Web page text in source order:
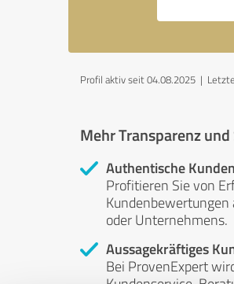
Profil aktiv seit 04.08.2025 |
Mehr Transparenz
Authentische
Profitieren Sie von
oder Unternehmens.
Aussagekräftiges
Bei ProvenExpert